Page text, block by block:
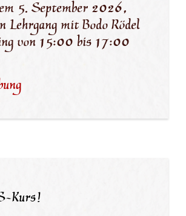
5. September 2026,
Lehrgang mit Bodo Rödel
von 15:00 bis 17:00
Kurs!